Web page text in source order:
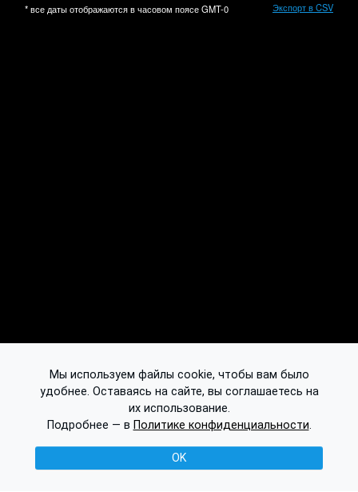
* все даты отображаются в часовом поясеGMT-0 Экспорт в CSV
Мы используем файлы cookie, чтобы вам было
удобнее. Оставаясь на сайте, вы соглашаетесь на
их использование.
Подробнее — в Политике конфиденциальности.
OK